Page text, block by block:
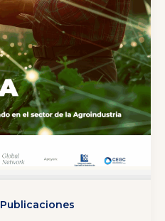
Publicaciones